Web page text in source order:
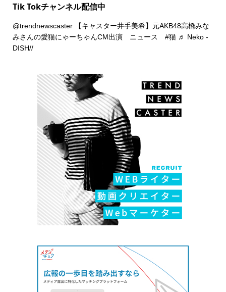
Tik Tokチャンネル配信中
@trendnewscaster【キャスター井手美希】元AKB48高橋みな
みさんの愛猫にゃーちゃんCM出演 ニュース #猫 ♬ Neko -
DISH//